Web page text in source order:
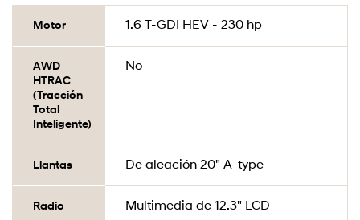
Motor 1.6 T-GDI HEV - 230 hp
AWD
HTRAC
(Tracción
Total
Inteligente)
No
Llantas De aleación 20" A-type
Radio Multimedia de 12.3" LCD